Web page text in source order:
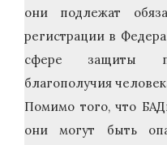
они подлежат
регистрации в
сфере защиты
благополучия
Помимо того, что
они могут быть